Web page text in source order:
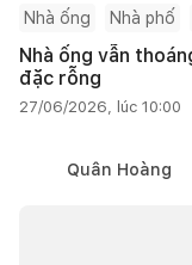
Nhà ống Nhà phố
Nhà ống vẫn
đặc rỗng
27/06/2026, lúc 10:00
Quân Hoàng